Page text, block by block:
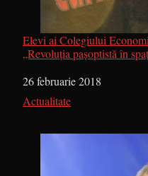
Elevi ai Colegiului
„Revoluția pașoptistă în
Dată
26 februarie 2018
În legătură cu
Actualitate